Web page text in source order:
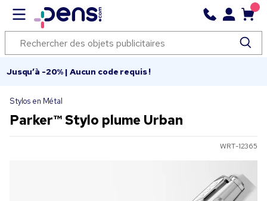
Jusqu’à -20% | Aucun code requis !
Stylos en Métal
Parker™ Stylo plume Urban
WRT-12365